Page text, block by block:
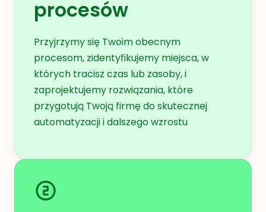
procesów
Przyjrzymy się Twoim obecnym
procesom, zidentyfikujemy miejsca, w
których tracisz czas lub zasoby, i
zaprojektujemy rozwiązania, które
przygotują Twoją firmę do skutecznej
automatyzacji i dalszego wzrostu